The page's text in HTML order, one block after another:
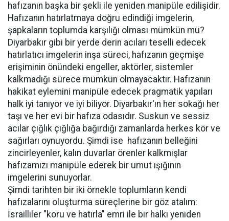
hafızanın başka bir şekli ile yeniden manipüle edilişidir.
Hafızanın hatırlatmaya doğru edindiği imgelerin,
şapkaların toplumda karşılığı olması mümkün mü?
Diyarbakır gibi bir yerde derin acıları teselli edecek
hatırlatıcı imgelerin inşa süreci, hafızanın geçmişe
erişiminin önündeki engeller, aktörler, sistemler
kalkmadığı sürece mümkün olmayacaktır. Hafızanın
hakikat eylemini manipüle edecek pragmatik yapıları
halk iyi tanıyor ve iyi biliyor. Diyarbakır'ın her sokağı her
taşı ve her evi bir hafıza odasıdır. Suskun ve sessiz
acılar çığlık çığlığa bağırdığı zamanlarda herkes kör ve
sağırları oynuyordu. Şimdi ise hafızanın belleğini
zincirleyenler, kalın duvarlar örenler kalkmışlar
hafızamızı manipüle ederek bir umut ışığının
imgelerini sunuyorlar.
Şimdi tarihten bir iki örnekle toplumların kendi
hafızalarını oluşturma süreçlerine bir göz atalım:
İsrailliler "koru ve hatırla" emri ile bir halkı yeniden